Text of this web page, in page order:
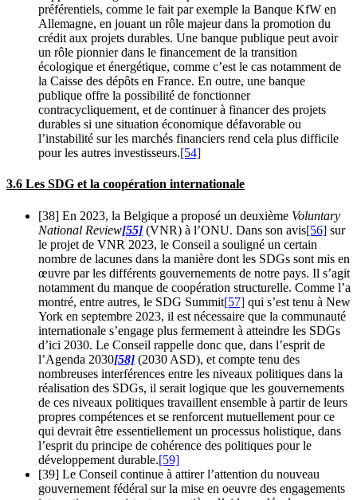
préférentiels, comme le fait par exemple la Banque KfW en
Allemagne, en jouant un rôle majeur dans la promotion du
crédit aux projets durables. Une banque publique peut avoir
un rôle pionnier dans le financement de la transition
écologique et énergétique, comme c’est le cas notamment de
la Caisse des dépôts en France. En outre, une banque
publique offre la possibilité de fonctionner
contracycliquement, et de continuer à financer des projets
durables si une situation économique défavorable ou
l’instabilité sur les marchés financiers rend cela plus difficile
pour les autres investisseurs.[54]
3.6 Les SDG et la coopération internationale
[38] En 2023, la Belgique a proposé un deuxième Voluntary
National Review[55] (VNR) à l’ONU. Dans son avis[56] sur
le projet de VNR 2023, le Conseil a souligné un certain
nombre de lacunes dans la manière dont les SDGs sont mis en
œuvre par les différents gouvernements de notre pays. Il s’agit
notamment du manque de coopération structurelle. Comme l’a
montré, entre autres, le SDG Summit[57] qui s’est tenu à New
York en septembre 2023, il est nécessaire que la communauté
internationale s’engage plus fermement à atteindre les SDGs
d’ici 2030. Le Conseil rappelle donc que, dans l’esprit de
l’Agenda 2030[58] (2030 ASD), et compte tenu des
nombreuses interférences entre les niveaux politiques dans la
réalisation des SDGs, il serait logique que les gouvernements
de ces niveaux politiques travaillent ensemble à partir de leurs
propres compétences et se renforcent mutuellement pour ce
qui devrait être essentiellement un processus holistique, dans
l’esprit du principe de cohérence des politiques pour le
développement durable.[59]
[39] Le Conseil continue à attirer l’attention du nouveau
gouvernement fédéral sur la mise en oeuvre des engagements